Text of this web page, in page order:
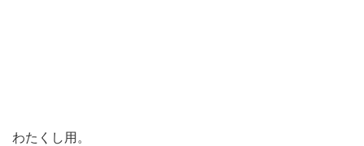
わたくし用。